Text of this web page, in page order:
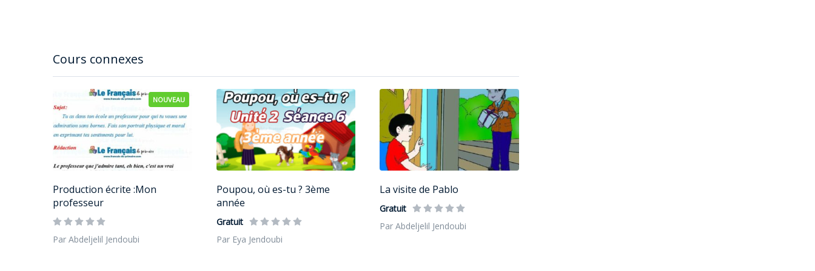
Cours connexes
NOUVEAU
Production écrite :Mon
professeur
Par Abdeljelil Jendoubi
Poupou, où es-tu ? 3ème
année
Gratuit
Par Eya Jendoubi
La visite de Pablo
Gratuit
Par Abdeljelil Jendoubi